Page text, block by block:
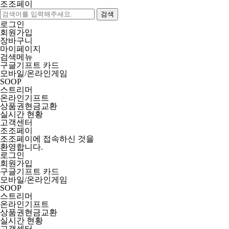
조조페이
검색
로그인
회원가입
장바구니
마이페이지
검색메뉴
구글기프트 카드
모바일/온라인게임
SOOP
스트리머
온라인기프트
상품권현금교환
실시간 현황
고객센터
조조페이
조조페이에 접속하신 것을
환영합니다.
로그인
회원가입
구글기프트 카드
모바일/온라인게임
SOOP
스트리머
온라인기프트
상품권현금교환
실시간 현황